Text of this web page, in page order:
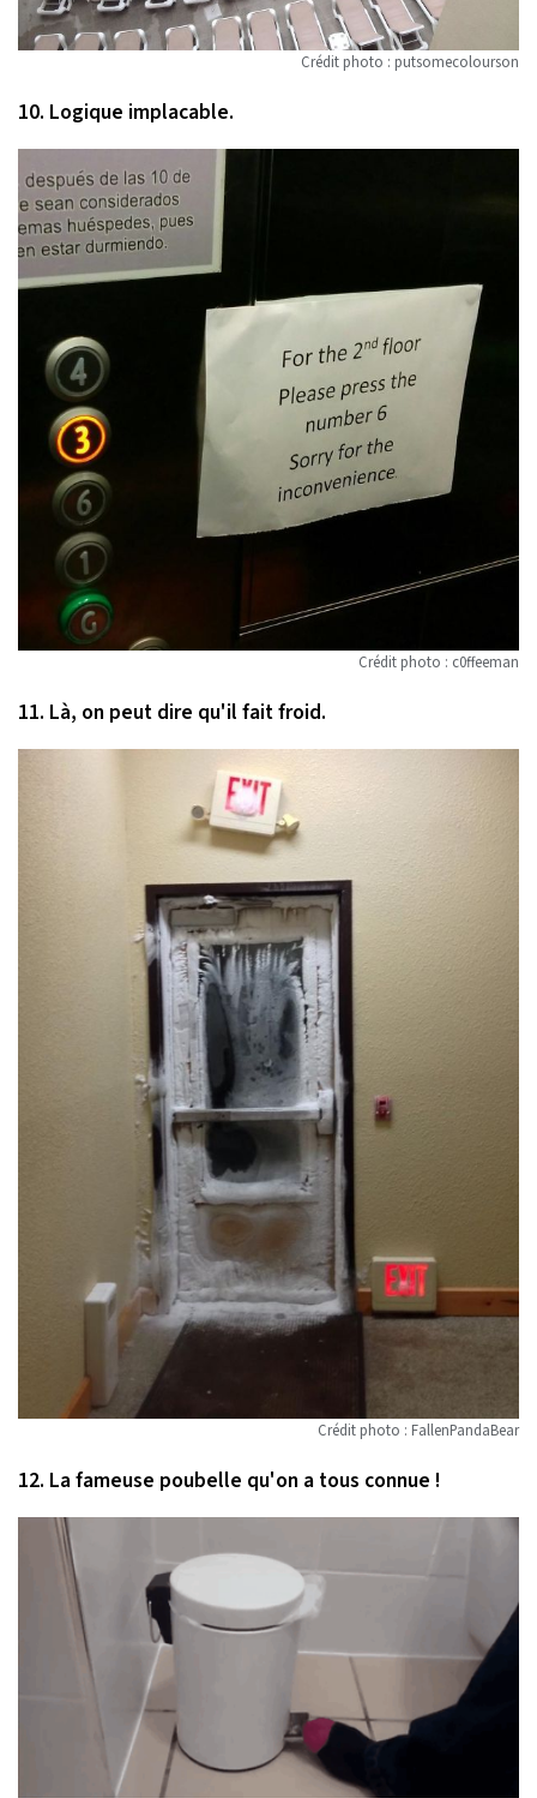
Crédit photo : putsomecolourson
10. Logique implacable.
Crédit photo : c0ffeeman
11. Là, on peut dire qu'il fait froid.
Crédit photo : FallenPandaBear
12. La fameuse poubelle qu'on a tous connue !